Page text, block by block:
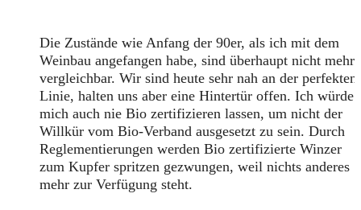
Die Zustände wie Anfang der 90er, als ich mit dem
Weinbau angefangen habe, sind überhaupt nicht mehr
vergleichbar. Wir sind heute sehr nah an der perfekten
Linie, halten uns aber eine Hintertür offen. Ich würde
mich auch nie Bio zertifizieren lassen, um nicht der
Willkür vom Bio-Verband ausgesetzt zu sein. Durch
Reglementierungen werden Bio zertifizierte Winzer
zum Kupfer spritzen gezwungen, weil nichts anderes
mehr zur Verfügung steht.